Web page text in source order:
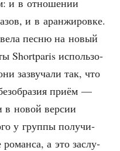
и в аран­жи­ров­ке.
пес­ню на новый
Shortparis исполь­зо­
зазву­ча­ли так, что
при­ём —
в новой вер­сии
у груп­пы полу­чи­
роман­са, а это заслу­